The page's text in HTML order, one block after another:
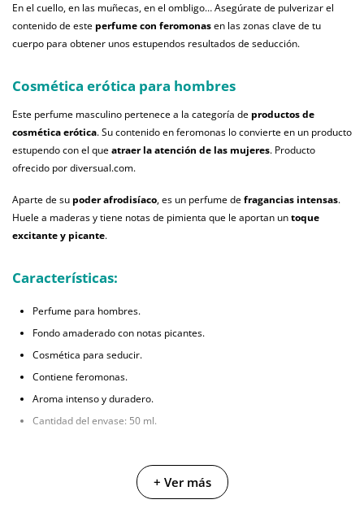
En el cuello, en las muñecas, en el ombligo… Asegúrate de pulverizar el
contenido de este perfume con feromonasen las zonas clave de tu
cuerpo para obtener unos estupendos resultados de seducción.
Cosmética erótica para hombres
Este perfume masculino pertenece a la categoría de productos de
cosmética erótica. Su contenido en feromonas lo convierte en un producto
estupendo con el queatraer la atención de las mujeres. Producto
ofrecido por diversual.com.
Aparte de su poder afrodisíaco, es un perfume defragancias intensas.
Huele a maderas y tiene notas de pimienta que le aportan untoque
excitante y picante.
Características:
Perfume para hombres.
Fondo amaderado con notas picantes.
Cosmética para seducir.
Contiene feromonas.
Aroma intenso y duradero.
Cantidad del envase: 50 ml.
+ Ver más